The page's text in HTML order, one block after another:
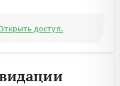
доступ.